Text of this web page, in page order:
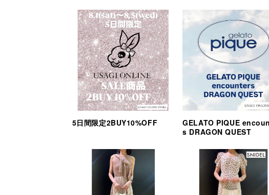
5日間限定2BUY10%OFF
GELATO PIQUE
s DRAGON QUEST